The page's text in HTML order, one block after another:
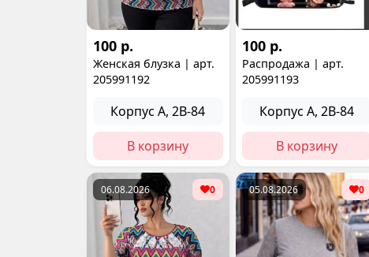
100 р.
Женская блузка | арт.
205991192
Корпус А, 2В-84
В корзину
100 р.
Распродажа | арт.
205991193
Корпус А, 2В-84
В корзину
06.08.2026 0 05.08.2026 0